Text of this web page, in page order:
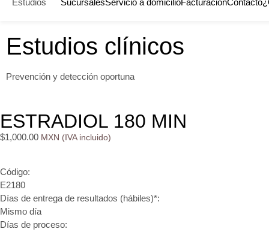
Estudios SucursalesServicio a domicilioFacturaciónContacto
Estudios clínicos
Prevención y detección oportuna
ESTRADIOL 180 MIN
$1,000.00
Código:
E2180
Días de entrega de resultados (hábiles)*:
Mismo día
Días de proceso: